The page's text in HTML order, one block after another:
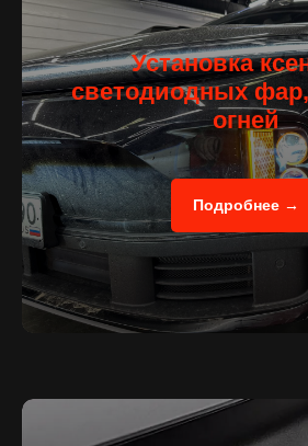
Установка
светодиодных
огней
Подробнее →